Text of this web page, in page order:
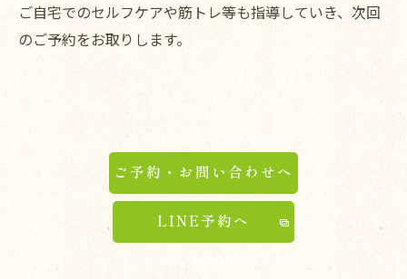
ご自宅でのセルフケアや筋トレ等も指導していき、次回
のご予約をお取りします。
ご予約・お問い合わせへ
LINE予約へ